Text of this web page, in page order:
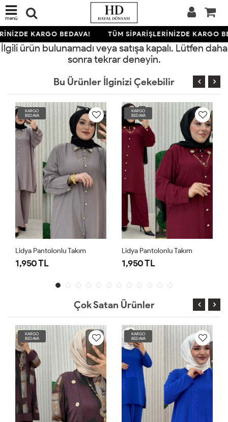
menü
KARGO BEDAVA! TÜM SİPARİŞLERİNİZDE KARGO
İlgili ürün bulunamadı veya satışa kapalı. Lütfen daha
sonra tekrar deneyin.
Bu Ürünler İlginizi Çekebilir
KARGO
BEDAVA
Lidya Pantolonlu Takım
1,950 TL
KARGO
BEDAVA
Lidya Pantolonlu Takım
1,950 TL
Çok Satan Ürünler
KARGO
BEDAVA
KARGO
BEDAVA